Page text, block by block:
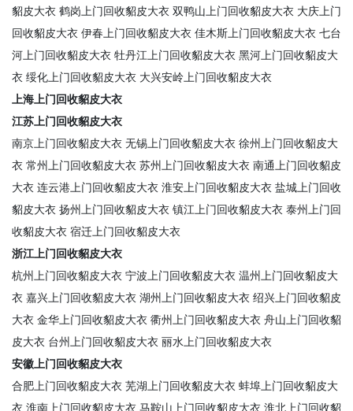
貂皮大衣 鹤岗上门回收貂皮大衣 双鸭山上门回收貂皮大衣 大庆上门
回收貂皮大衣 伊春上门回收貂皮大衣 佳木斯上门回收貂皮大衣 七台
河上门回收貂皮大衣 牡丹江上门回收貂皮大衣 黑河上门回收貂皮大
衣 绥化上门回收貂皮大衣 大兴安岭上门回收貂皮大衣
上海上门回收貂皮大衣
江苏上门回收貂皮大衣
南京上门回收貂皮大衣 无锡上门回收貂皮大衣 徐州上门回收貂皮大
衣 常州上门回收貂皮大衣 苏州上门回收貂皮大衣 南通上门回收貂皮
大衣 连云港上门回收貂皮大衣 淮安上门回收貂皮大衣 盐城上门回收
貂皮大衣 扬州上门回收貂皮大衣 镇江上门回收貂皮大衣 泰州上门回
收貂皮大衣 宿迁上门回收貂皮大衣
浙江上门回收貂皮大衣
杭州上门回收貂皮大衣 宁波上门回收貂皮大衣 温州上门回收貂皮大
衣 嘉兴上门回收貂皮大衣 湖州上门回收貂皮大衣 绍兴上门回收貂皮
大衣 金华上门回收貂皮大衣 衢州上门回收貂皮大衣 舟山上门回收貂
皮大衣 台州上门回收貂皮大衣 丽水上门回收貂皮大衣
安徽上门回收貂皮大衣
合肥上门回收貂皮大衣 芜湖上门回收貂皮大衣 蚌埠上门回收貂皮大
衣 淮南上门回收貂皮大衣 马鞍山上门回收貂皮大衣 淮北上门回收貂